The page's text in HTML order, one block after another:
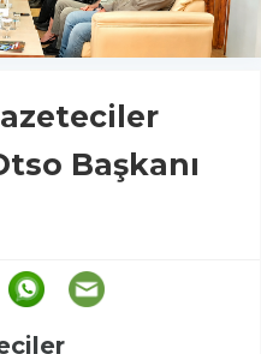
Başkanı